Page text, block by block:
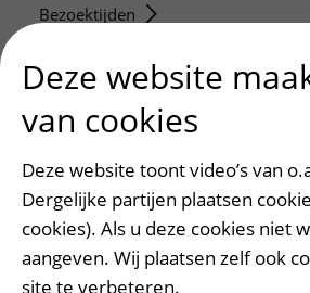
Bezoektijden
Onderwijs en onderzoek
De Nieuwe Utrechtse School
Stage en opleidingsplaatsen
Research
Strategic programs
Research groups
Deze website
van cookies
Deze website toont video’s van
Dergelijke partijen plaatsen
cookies). Als u deze cookies niet
aangeven. Wij plaatsen zelf ook
site te verbeteren.